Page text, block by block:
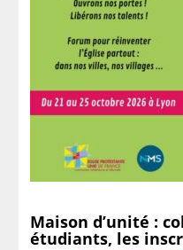
Maison d’unité :
étudiants, les